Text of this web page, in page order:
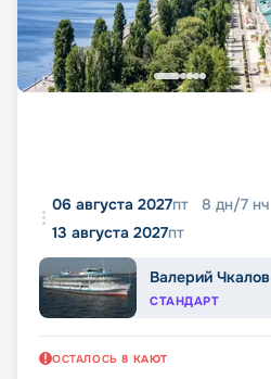
06 августа 2027пт 8 дн/7 нч
13 августа 2027пт
Валерий Чкалов
СТАНДАРТ
ОСТАЛОСЬ 8 КАЮТ